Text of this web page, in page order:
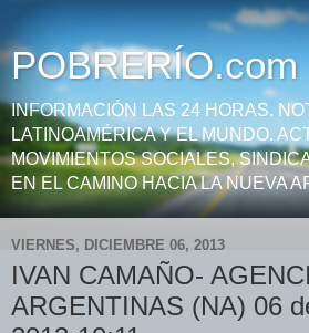
POBRERÍO.com
INFORMACIÓN LAS 24 HORAS.
LATINOAMÉRICA Y EL MUNDO.
MOVIMIENTOS SOCIALES,
EN EL CAMINO HACIA LA NUEVA
VIERNES, DICIEMBRE 06, 2013
IVAN CAMAÑO-
ARGENTINAS (NA) 06